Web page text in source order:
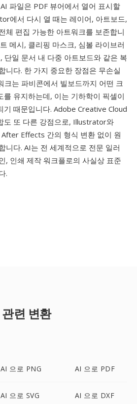
파일은 PDF 뷰어에서 열어 표시할
에서 다시 열 때는 레이어, 아트보드,
체 편집 가능한 아트워크를 보존합니
메시, 클리핑 마스크, 심볼 라이브러
단일 문서 내 다중 아트보드와 같은 복
니다. 한 가지 중요한 장점은 무손실
는 파비콘에서 빌보드까지 어떤 크
를 유지하는데, 이는 기하학이 픽셀이
기 때문입니다. Adobe Creative Cloud
도 또 다른 강점으로, Illustrator와
Effects 간의 형식 변환 없이 원
니다. AI는 전 세계적으로 전문 일러
, 인쇄 제작 워크플로의 사실상 표준
.
관련 변환
AI 으로 PNG AI 으로 PDF
AI 으로 SVG AI 으로 DXF